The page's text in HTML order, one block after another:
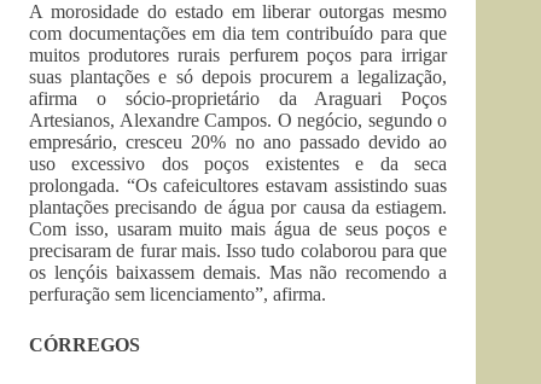
A morosidade do estado em liberar outorgas mesmo
com documentações em dia tem contribuído para que
muitos produtores rurais perfurem poços para irrigar
suas plantações e só depois procurem a legalização,
afirma o sócio-proprietário da Araguari Poços
Artesianos, Alexandre Campos. O negócio, segundo o
empresário, cresceu 20% no ano passado devido ao
uso excessivo dos poços existentes e da seca
prolongada. “Os cafeicultores estavam assistindo suas
plantações precisando de água por causa da estiagem.
Com isso, usaram muito mais água de seus poços e
precisaram de furar mais. Isso tudo colaborou para que
os lençóis baixassem demais. Mas não recomendo a
perfuração sem licenciamento”, afirma.
CÓRREGOS